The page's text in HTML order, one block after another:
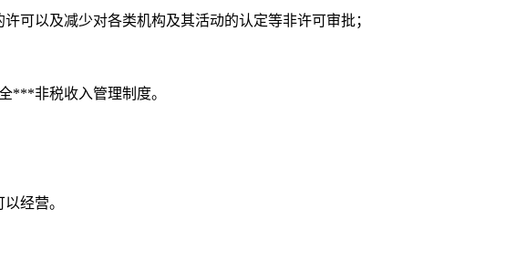
以及减少对各类机构及其活动的认定等非许可审批；
非税收入管理制度。
经营。